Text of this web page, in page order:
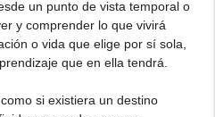
un punto de vista temporal o
y comprender lo que vivirá
o vida que elige por sí sola,
que en ella tendrá.
si existiera un destino